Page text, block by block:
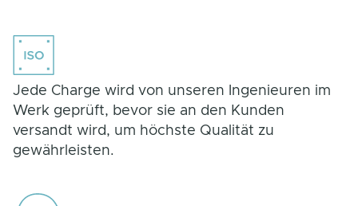
Jede Charge wird von unseren Ingenieuren im
Werk geprüft, bevor sie an den Kunden
versandt wird, um höchste Qualität zu
gewährleisten.